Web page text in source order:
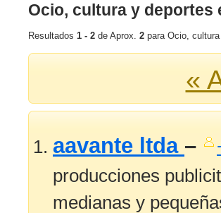
Ocio, cultura y deportes
Resultados 1 - 2 de Aprox. 2 para Ocio,
«
aavante ltda –
producciones
medianas y